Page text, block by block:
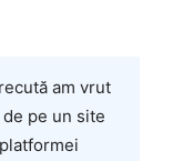
am vrut
pe un site